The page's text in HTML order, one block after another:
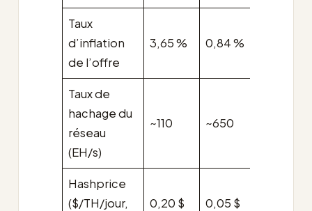
Taux
d’inflation
de l’offre
3,65 % 0,84 %
Taux de
hachage du
réseau
(EH/s)
~110 ~650
Hashprice
($/TH/jour,
0,20 $ 0,05 $